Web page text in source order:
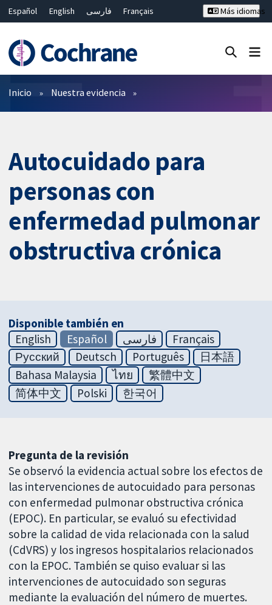
Español English فارسی
Français
Bahasa Malaysia
ไทย 繁體中文
Más idiomas
Filtros
Inicio Nuestra evidencia
Autocuidado para
personas con
enfermedad pulmonar
obstructiva crónica
Disponible también en
English
Español فارسی
Français
Русский
Deutsch Português
日本語
Bahasa Malaysia
ไทย
繁體中文
简体中文
Polski 한국어
Pregunta de la revisión
Se observó la evidencia actual sobre los efectos de
las intervenciones de autocuidado para personas
con enfermedad pulmonar obstructiva crónica
(EPOC). En particular, se evaluó su efectividad
sobre la calidad de vida relacionada con la salud
(CdVRS) y los ingresos hospitalarios relacionados
con la EPOC. También se quiso evaluar si las
intervenciones de autocuidado son seguras
mediante la evaluación del número de muertes.